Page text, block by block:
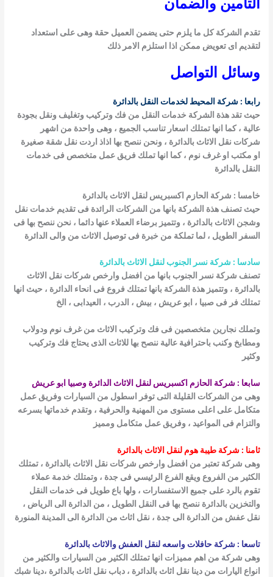
الشركة كل ما يلزم حتى يضمن العميل حقة وهى على استعداد
اى تعويض ممكن اذا استلزم الامر ذلك
التواصل
: شركة المحيط لخدمات النقل بالدائرة
تقد هذة الشركة خدمات النقل من فك وتركيب وتغليف ونقل بجودة
، كما انها تمتلك اسعار تناسب الجميع ، وهى واحدة من اشهر
نقل الاثاث بالدائرة ، ونحن ننصح بها اذاذ اردت نقل شقة صغيرة
مكتب او غرف نوم ، كما انها تملك فريق عمل متخصص فى خدمات
بالدائرة
: شركة الحازم اكسبريس لنقل الاثاث بالدائرة
تصنف هذة الشركة بانها من الشركات الرائدة فى تقديم خدمات نقل
الاثاث بالدائرة ، وتتميز برضاء العملاء عنها دائما ، نحن ننصح بها فى
الطويل ، لما تملكة من خبرة فى توصيل الاثاث من والى الدائرة
: شركة نسر الجنوب لنقل الاثاث بالدائرة
شركة نسر الجنوب بانها من افضل وارخص شركات نقل الاثاث
، وتتميز هذة الشركة بانها تمتلك فروع فى انحاء الدائرة ، حيث انها
فر فى صبيا ، ابو عريش ، بيش ، الدرب ، العيدابى ، الخ
نجارين متخصصين فى فك وتركيب الاثاث من غرف نوم ودولاب
وكنب باحترافية عالية ننصح بها للاثاث الذى يحتاج فك وتركيب
: شركة الحازم اكسبريس لنقل الاثاث الدائرة وصبيا ابو عريش
من الشركات القليلة التى توفر اسطول من السيارات وفريق عمل
على اعلى مستوى من المهنية والحرفية ، وتقدم خدماتها بسرعه
فى المواعيد ، وفريق عمل متكامل ومميز
: شركة طيبة هوم لنقل الاثاث بالدائرة
شركة تعتبر من افضل وارخص شركات نقل الاثاث بالدائرة ، تمتلك
من الفروع ويقع الفرع الرئيسي فى جدة ، وتمتلك خدمة عملاء
بالرد على جميع الاستفسارات ، ولها باع طويل فى خدمات النقل
بالدائرة ننصح بها فى النقل الطويل ، من الدائرة الى الرياض ،
عفش من الدائرة الى جدة ، نقل اثاث من الدائرة الى المدينة المنورة
: شركة حافلات واسعه لنقل العفش والاثاث بالدائرة
شركة من اهم مميزات انها تمتلك الكثير من السيارات والكثير من
اليارات من دينا نقل اثاث بالدائرة ، دباب نقل اثاث بالدائرة ،دينا شبك